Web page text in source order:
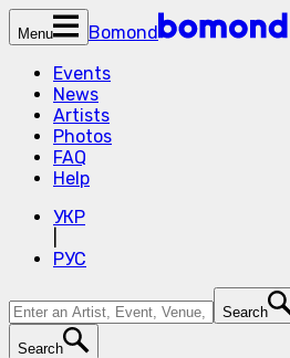
Menu
Bomond
Events
News
Artists
Photos
FAQ
Help
УКР
РУС
Search
Search